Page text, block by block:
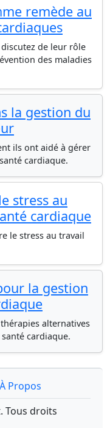
remède au
de leur rôle
des maladies
la gestion du
ils ont aidé à gérer
cardiaque.
stress au
cardiaque
le stress au travail
la gestion
alternatives
cardiaque.
À Propos
Tous droits